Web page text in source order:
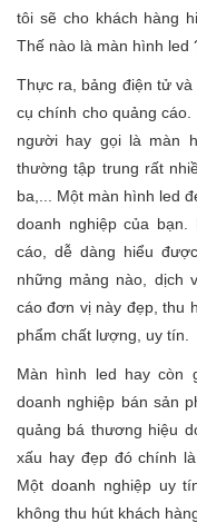
tôi sẽ cho khách hàng
Thế nào là màn hình led
Thực ra, bảng điện tử
cụ chính cho quảng
người hay gọi là màn
thường tập trung rất
ba,... Một màn hình led
doanh nghiệp của
cáo, dễ dàng hiểu
những mảng nào, dịch
cáo đơn vị này đẹp, thu
phẩm chất lượng, uy tín.
Màn hình led hay còn
doanh nghiệp bán sản
quảng bá thương hiệu
xấu hay đẹp đó chính
Một doanh nghiệp uy
không thu hút khách